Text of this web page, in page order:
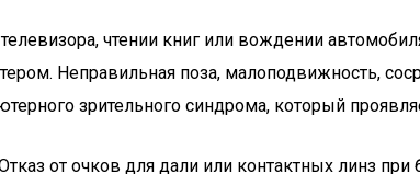
чтении книг или вождении
Неправильная поза, малоподвижность,
зрительного синдрома, который
от очков для дали или контактных линз